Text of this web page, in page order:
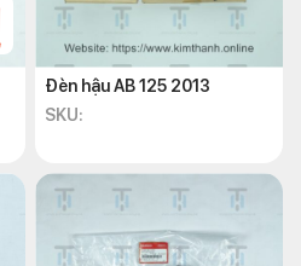
Đèn hậu AB 125 2013
SKU: